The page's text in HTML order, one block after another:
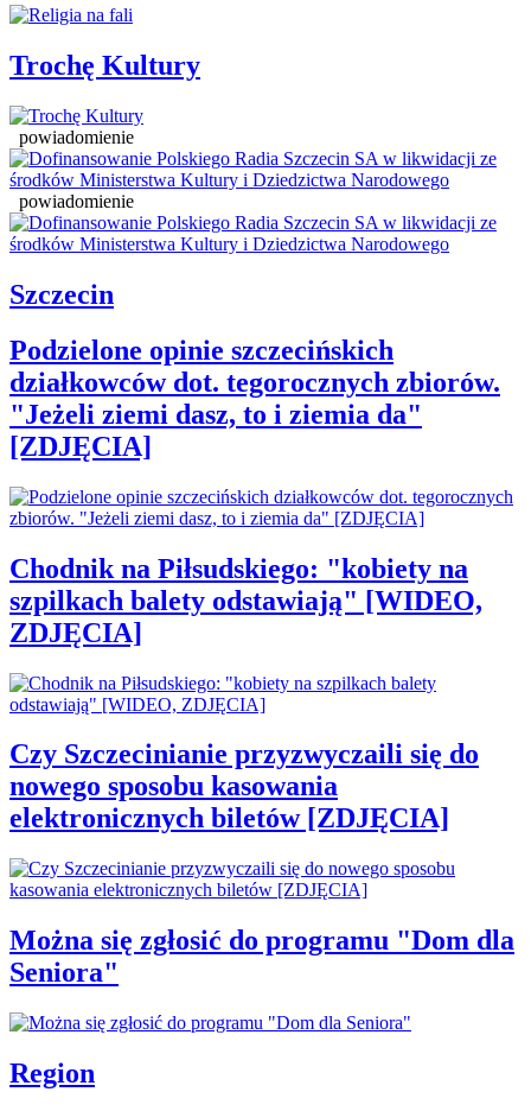
Trochę Kultury
powiadomienie
powiadomienie
Szczecin
Podzielone opinie szczecińskich
działkowców dot. tegorocznych zbiorów.
"Jeżeli ziemi dasz, to i ziemia da"
[ZDJĘCIA]
Chodnik na Piłsudskiego: "kobiety na
szpilkach balety odstawiają" [WIDEO,
ZDJĘCIA]
Czy Szczecinianie przyzwyczaili się do
nowego sposobu kasowania
elektronicznych biletów [ZDJĘCIA]
Można się zgłosić do programu "Dom dla
Seniora"
Region